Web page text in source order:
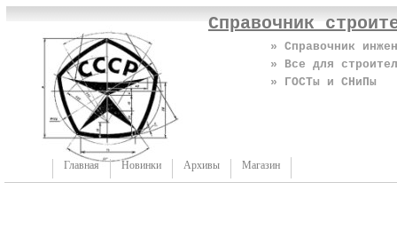
Справочник
» Справочник
» Все для
» ГОСТы и СНиПы
Главная Новинки Архивы Магазин